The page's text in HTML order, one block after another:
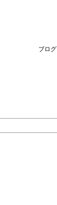
ブログ